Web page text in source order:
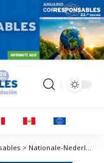
Corresponsables > Organizaciones Corresponsables > Nationale-Nederlanden > El largo camino de la paridad en los puestos de responsabilidad